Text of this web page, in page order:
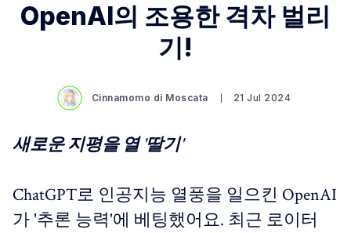
OpenAI의 조용한 격차 벌리
기!
Cinnamomo di Moscata 21 Jul 2024
새로운 지평을 열 '딸기'
ChatGPT로 인공지능 열풍을 일으킨 OpenAI
가 '추론 능력'에 베팅했어요. 최근 로이터